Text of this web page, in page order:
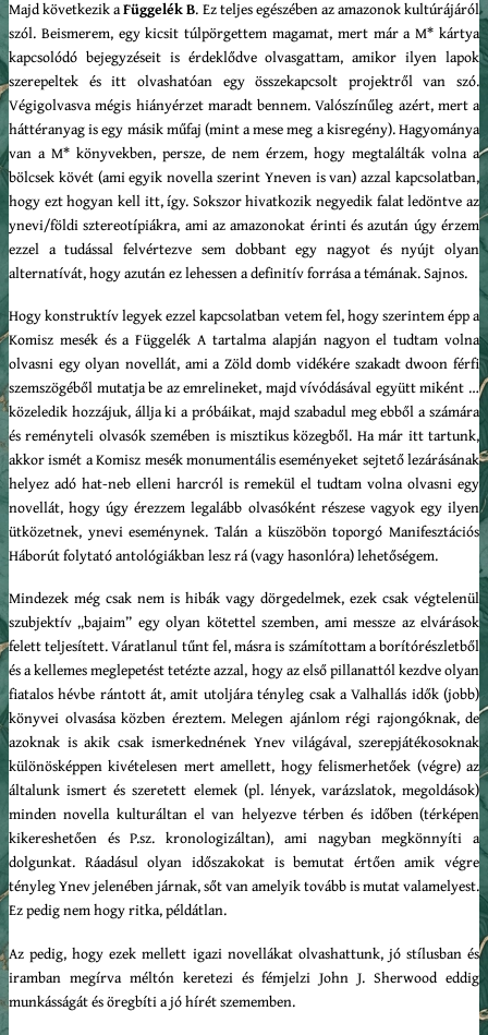
Majd következik aFüggelék B. Ez teljes egészében az amazonok kultúrájáról
szól. Beismerem, egy kicsit túlpörgettem magamat, mert már a M* kártya
kapcsolódó bejegyzéseit is érdeklődve olvasgattam, amikor ilyen lapok
szerepeltek és itt olvashatóan egy összekapcsolt projektről van szó.
Végigolvasva mégis hiányérzet maradt bennem. Valószínűleg azért, mert a
háttéranyag is egy másik műfaj (mint a mese meg a kisregény). Hagyománya
van a M* könyvekben, persze, de nem érzem, hogy megtalálták volna a
bölcsek kövét (ami egyik novella szerint Yneven is van) azzal kapcsolatban,
hogy ezt hogyan kell itt, így. Sokszor hivatkozik negyedik falat ledöntve az
ynevi/földi sztereotípiákra, ami az amazonokat érinti és azután úgy érzem
ezzel a tudással felvértezve sem dobbant egy nagyot és nyújt olyan
alternatívát, hogy azután ez lehessen a definitív forrása a témának. Sajnos.
Hogy konstruktív legyek ezzel kapcsolatban vetem fel, hogy szerintem épp a
Komisz mesék és a Függelék A tartalma alapján nagyon el tudtam volna
olvasni egy olyan novellát, ami a Zöld domb vidékére szakadt dwoon férfi
szemszögéből mutatja be az emrelineket, majd vívódásával együtt miként …
közeledik hozzájuk, állja ki a próbáikat, majd szabadul meg ebből a számára
és reményteli olvasók szemében is misztikus közegből. Ha már itt tartunk,
akkor ismét a Komisz mesék monumentális eseményeket sejtető lezárásának
helyez adó hat-neb elleni harcról is remekül el tudtam volna olvasni egy
novellát, hogy úgy érezzem legalább olvasóként részese vagyok egy ilyen
ütközetnek, ynevi eseménynek. Talán a küszöbön toporgó Manifesztációs
Háborút folytató antológiákban lesz rá (vagy hasonlóra) lehetőségem.
Mindezek még csak nem is hibák vagy dörgedelmek, ezek csak végtelenül
szubjektív „bajaim” egy olyan kötettel szemben, ami messze az elvárások
felett teljesített. Váratlanul tűnt fel, másra is számítottam a borítórészletből
és a kellemes meglepetést tetézte azzal, hogy az első pillanattól kezdve olyan
fiatalos hévbe rántott át, amit utoljára tényleg csak a Valhallás idők (jobb)
könyvei olvasása közben éreztem. Melegen ajánlom régi rajongóknak, de
azoknak is akik csak ismerkednének Ynev világával, szerepjátékosoknak
különösképpen kivételesen mert amellett, hogy felismerhetőek (végre) az
általunk ismert és szeretett elemek (pl. lények, varázslatok, megoldások)
minden novella kulturáltan el van helyezve térben és időben (térképen
kikereshetően és P.sz. kronologizáltan), ami nagyban megkönnyíti a
dolgunkat. Ráadásul olyan időszakokat is bemutat értően amik végre
tényleg Ynev jelenében járnak, sőt van amelyik tovább is mutat valamelyest.
Ez pedig nem hogy ritka, példátlan.
Az pedig, hogy ezek mellett igazi novellákat olvashattunk, jó stílusban és
iramban megírva méltón keretezi és fémjelzi John J. Sherwood eddig
munkásságát és öregbíti a jó hírét szememben.